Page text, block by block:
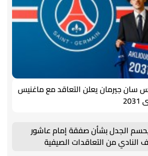
سان جيرمان يعلن التعاقد مع ماغنيس
يحسم الجدل بشأن صفقة إمام عاشور
من التعاقدات الصيفية